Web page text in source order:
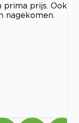
prima prijs. Ook
nagekomen.